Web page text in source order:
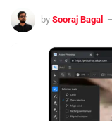
by Sooraj Bagal